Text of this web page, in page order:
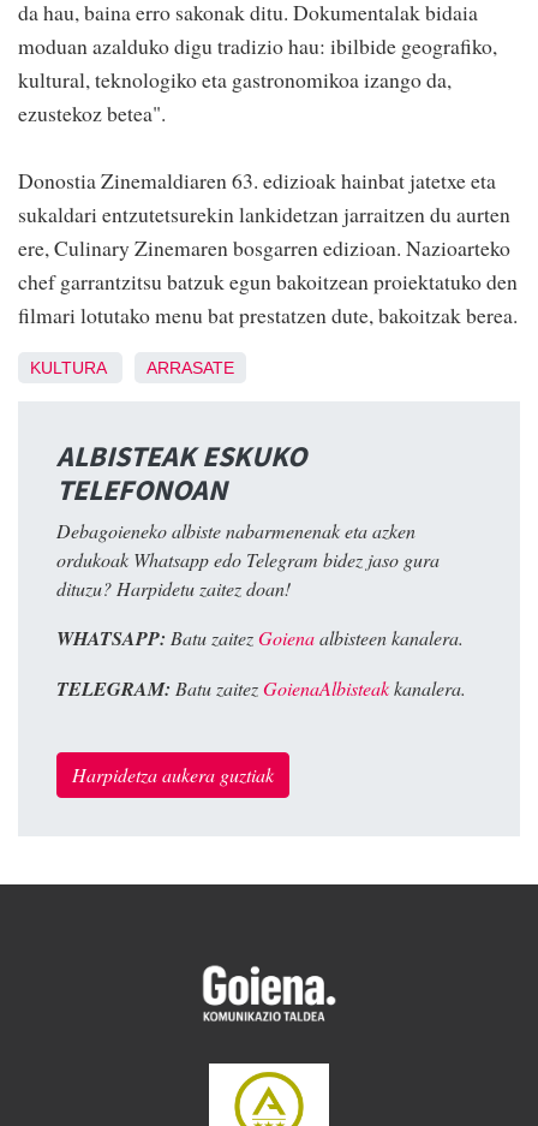
da hau, baina erro sakonak ditu. Dokumentalak bidaia
moduan azalduko digu tradizio hau: ibilbide geografiko,
kultural, teknologiko eta gastronomikoa izango da,
ezustekoz betea".
Donostia Zinemaldiaren 63. edizioak hainbat jatetxe eta
sukaldari entzutetsurekin lankidetzan jarraitzen du aurten
ere, Culinary Zinemaren bosgarren edizioan. Nazioarteko
chef garrantzitsu batzuk egun bakoitzean proiektatuko den
filmari lotutako menu bat prestatzen dute, bakoitzak berea.
KULTURA ARRASATE
ALBISTEAK ESKUKO
TELEFONOAN
Debagoieneko albiste nabarmenenak eta azken
ordukoak Whatsapp edo Telegram bidez jaso gura
dituzu? Harpidetu zaitez doan!
WHATSAPP: Batu zaitezGoienaalbisteen kanalera.
TELEGRAM: Batu zaitezGoienaAlbisteakkanalera.
Harpidetza aukera guztiak